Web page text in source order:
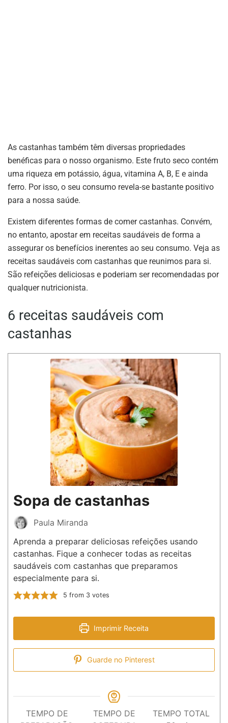
As castanhas também têm diversas propriedades
benéficas para o nosso organismo. Este fruto seco contém
uma riqueza em potássio, água, vitamina A, B, E e ainda
ferro. Por isso, o seu consumo revela-se bastante positivo
para a nossa saúde.
Existem diferentes formas de comer castanhas. Convém,
no entanto, apostar em receitas saudáveis de forma a
assegurar os benefícios inerentes ao seu consumo. Veja as
receitas saudáveis com castanhas que reunimos para si.
São refeições deliciosas e poderiam ser recomendadas por
qualquer nutricionista.
6 receitas saudáveis com
castanhas
Sopa de castanhas
Paula Miranda
Aprenda a preparar deliciosas refeições usando
castanhas. Fique a conhecer todas as receitas
saudáveis com castanhas que preparamos
especialmente para si.
5 from 3votes
Imprimir Receita
Guarde no Pinterest
TEMPO DE
TEMPO DE
TEMPO TOTAL